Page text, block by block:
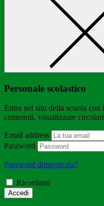
Personale scolastico
Entra nel sito della scuola con
contenuti, visualizzare
Email address
Password
Password dimenticata?
Ricordami
Accedi